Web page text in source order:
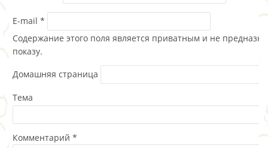
E-mail *
Содержание этого поля является приватным и не
показу.
Домашняя страница
Тема
Комментарий *